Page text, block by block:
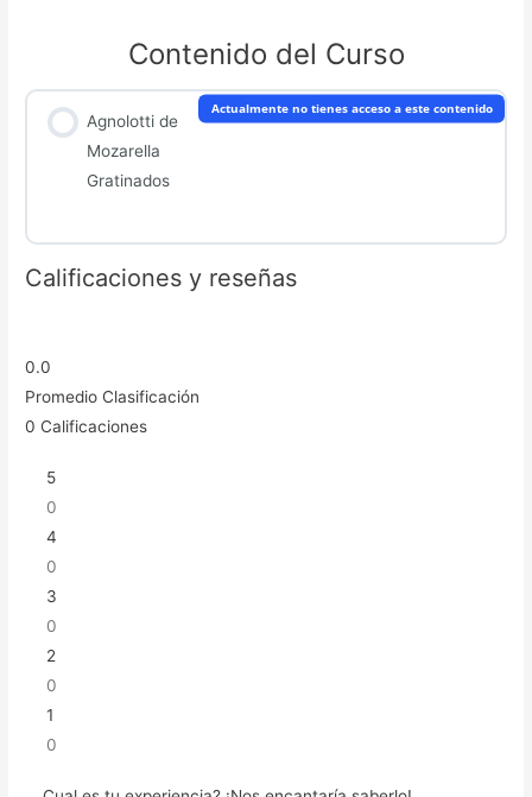
Contenido del Curso
Agnolotti de
Mozarella
Gratinados
Actualmente no tienes acceso a este contenido
Calificaciones y reseñas
0.0
Promedio Clasificación
0 Calificaciones
5
0
4
0
3
0
2
0
1
0